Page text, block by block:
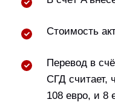
Стоимость
Перевод в
СГД считает,
108 евро, и 8